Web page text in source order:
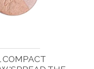
COMPACT